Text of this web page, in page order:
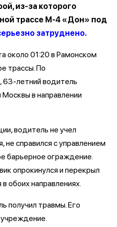
из-за которого
трассе М-4 «Дон» под
затруднено.
около 01:20 в Рамонском
трассы. По
летний водитель
Москвы в направлении
водитель не учел
не справился с управлением
барьерное ограждение.
опрокинулся и перекрыл
обоих направлениях.
получил травмы. Его